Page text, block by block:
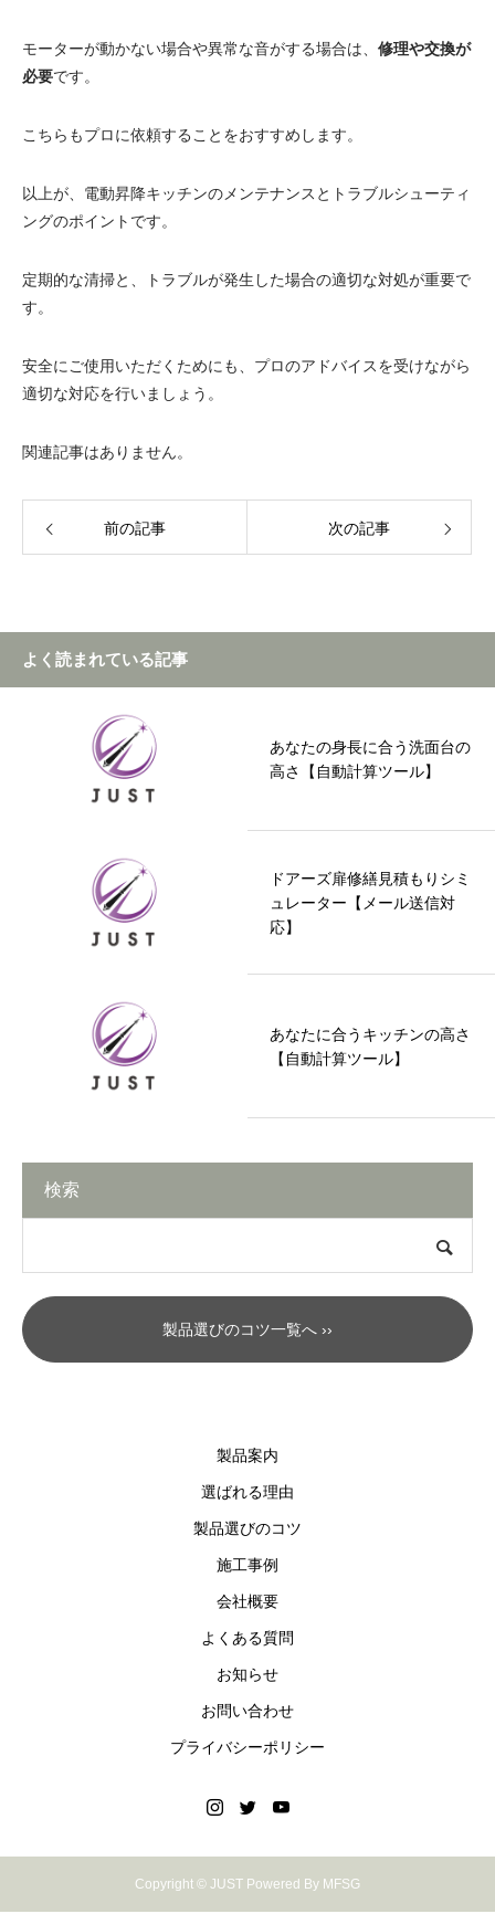
モーターが動かない場合や異常な音がする場合は、 修理や交換が
必要です。
こちらもプロに依頼することをおすすめします。
以上が、電動昇降キッチンのメンテナンスとトラブルシューティ
ングのポイントです。
定期的な清掃と、トラブルが発生した場合の適切な対処が重要で
す。
安全にご使用いただくためにも、プロのアドバイスを受けながら
適切な対応を行いましょう。
関連記事はありません。
前の記事 次の記事
よく読まれている記事
あなたの身長に合う洗面台の
高さ【自動計算ツール】
ドアーズ扉修繕見積もりシミ
ュレーター【メール送信対
応】
あなたに合うキッチンの高さ
【自動計算ツール】
検索
製品選びのコツ一覧へ ››
製品案内
選ばれる理由
製品選びのコツ
施工事例
会社概要
よくある質問
お知らせ
お問い合わせ
プライバシーポリシー
Copyright © JUST Powered By MFSG